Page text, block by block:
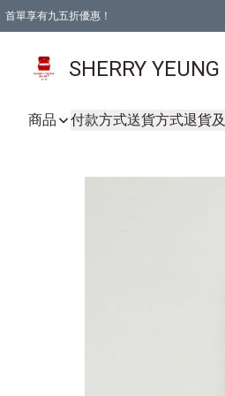
首單享有九五折優惠！
SHERRY
商品 付款方式送貨方式退貨